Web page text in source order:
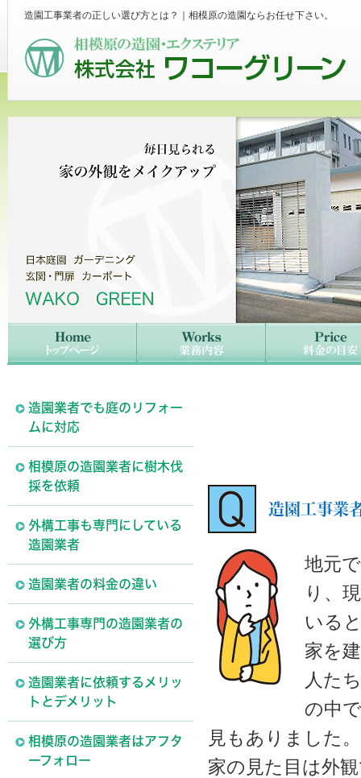
造園工事業者の正しい選び方とは？｜相模原の造園ならお任せ下さい。
造園業者でも庭のリフォー
ムに対応
相模原の造園業者に樹木伐
採を依頼
外構工事も専門にしている
造園業者
造園業者の料金の違い
外構工事専門の造園業者の
選び方
造園業者に依頼するメリッ
トとデメリット
相模原の造園業者はアフタ
ーフォロー
造園工事業
地元
り、
いる
家を
人た
の中
見もありました。
家の見た目は外